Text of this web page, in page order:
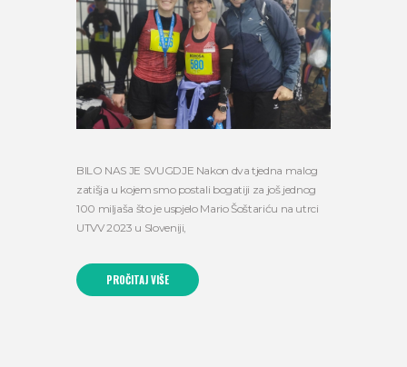
BILO NAS JE SVUGDJE Nakon dva tjedna malog
zatišja u kojem smo postali bogatiji za još jednog
100 miljaša što je uspjelo Mario Šoštariću na utrci
UTVV 2023 u Sloveniji,
PROČITAJ VIŠE